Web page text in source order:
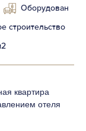
Оборудован
строительство
квартира
отеля